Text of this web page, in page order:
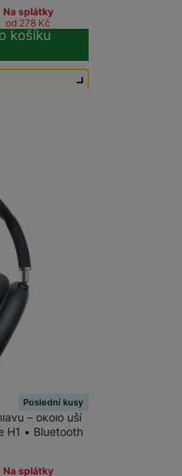
Na splátky
od 278 Kč
košíku
Poslední kusy
– okolo uší
H1 • Bluetooth
Na splátky